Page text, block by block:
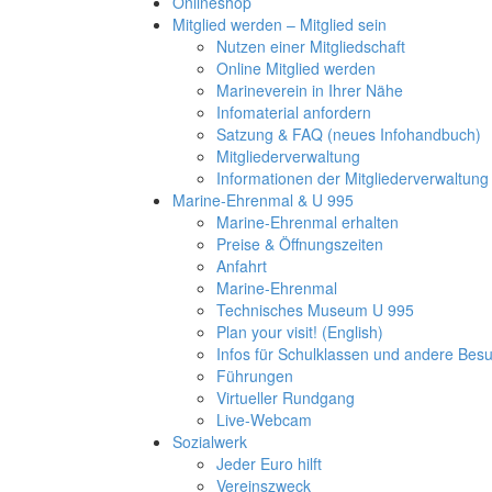
Mitglied werden – Mitglied sein
Nutzen einer Mitgliedschaft
Online Mitglied werden
Marineverein in Ihrer Nähe
Infomaterial anfordern
Satzung & FAQ (neues Infohandbuch)
Mitgliederverwaltung
Informationen der Mitgliederverwaltung
Marine-Ehrenmal & U 995
Marine-Ehrenmal erhalten
Preise & Öffnungszeiten
Anfahrt
Marine-Ehrenmal
Technisches Museum U 995
Plan your visit! (English)
Infos für Schulklassen und andere
Führungen
Virtueller Rundgang
Live-Webcam
Sozialwerk
Jeder Euro hilft
Vereinszweck